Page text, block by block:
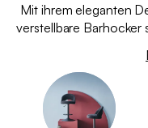
Mit ihrem eleganten
verstellbare Barhocker
alle Tische und Tresen
im Alltag. Modern und